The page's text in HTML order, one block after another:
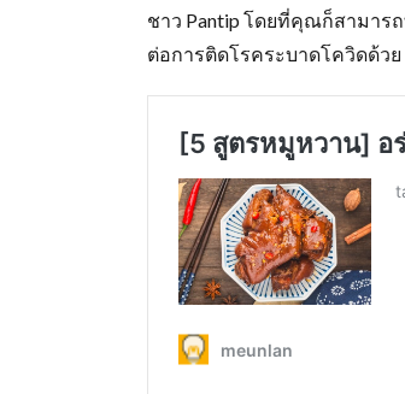
ชาว Pantip โดยที่คุณก็สามาร
ต่อการติดโรคระบาดโควิดด้วย